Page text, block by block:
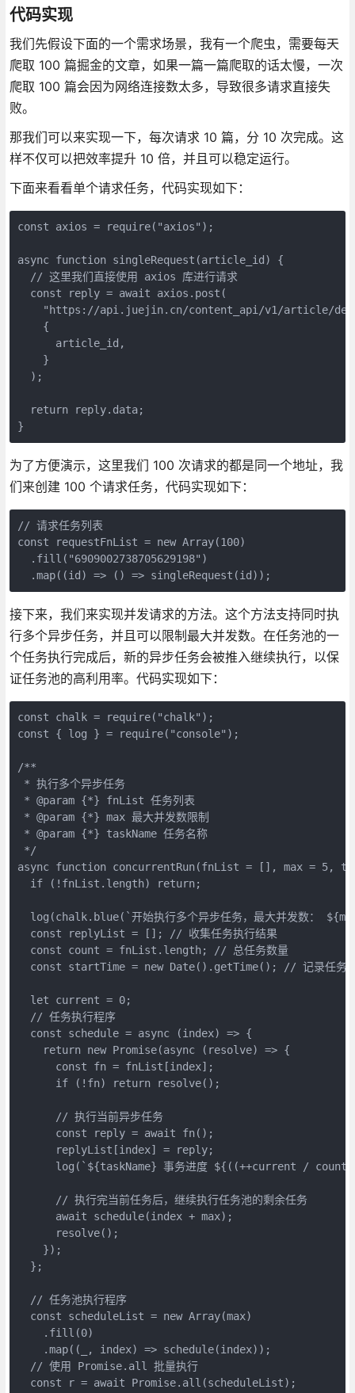
代码实现
我们先假设下面的一个需求场景，我有一个爬虫，需要每天
爬取 100 篇掘金的文章，如果一篇一篇爬取的话太慢，一次
爬取 100 篇会因为网络连接数太多，导致很多请求直接失
败。
那我们可以来实现一下，每次请求 10 篇，分 10 次完成。这
样不仅可以把效率提升 10 倍，并且可以稳定运行。
下面来看看单个请求任务，代码实现如下：
const axios = require("axios");
async function singleRequest(article_id) {
  // 这里我们直接使用 axios 库进行请求
  const reply = await axios.post(
"https://api.juejin.cn/content_api/v1/article/
    {
      article_id,
    }
  );
  return reply.data;
}
为了方便演示，这里我们 100 次请求的都是同一个地址，我
们来创建 100 个请求任务，代码实现如下：
// 请求任务列表
const requestFnList = new Array(100)
  .fill("6909002738705629198")
  .map((id) => () => singleRequest(id));
接下来，我们来实现并发请求的方法。这个方法支持同时执
行多个异步任务，并且可以限制最大并发数。在任务池的一
个任务执行完成后，新的异步任务会被推入继续执行，以保
证任务池的高利用率。代码实现如下：
const chalk = require("chalk");
const { log } = require("console");
/**
* 执行多个异步任务
* @param {*} fnList 任务列表
* @param {*} max 最大并发数限制
* @param {*} taskName 任务名称
*/
async function concurrentRun(fnList = [], max = 5,
  if (!fnList.length) return;
log(chalk.blue(`开始执行多个异步任务，最大并发数：
  const replyList = []; // 收集任务执行结果
  const count = fnList.length; // 总任务数量
const startTime = new Date().getTime(); // 记录任务
  let current = 0;
  // 任务执行程序
  const schedule = async (index) => {
    return new Promise(async (resolve) => {
      const fn = fnList[index];
      if (!fn) return resolve();
      // 执行当前异步任务
      const reply = await fn();
      replyList[index] = reply;
log(`${taskName} 事务进度 ${((++current /
      // 执行完当前任务后，继续执行任务池的剩余任务
      await schedule(index + max);
      resolve();
    });
  };
  // 任务池执行程序
  const scheduleList = new Array(max)
    .fill(0)
    .map((_, index) => schedule(index));
  // 使用 Promise.all 批量执行
  const r = await Promise.all(scheduleList);